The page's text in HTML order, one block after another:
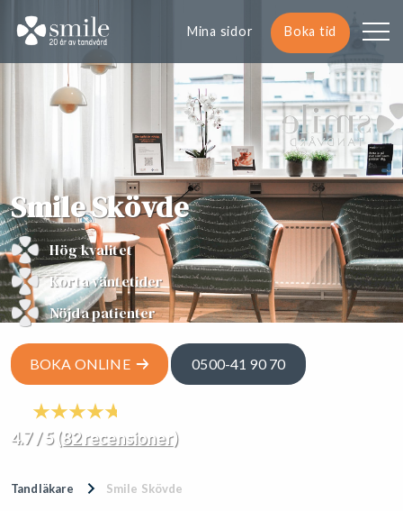
Smile Skövde
Hög kvalitet
Korta väntetider
Nöjda patienter
BOKA ONLINE 0500-41 90 70
4.7 / 5 (82 recensioner)
Tandläkare Smile Skövde
Mina sidor Boka tid